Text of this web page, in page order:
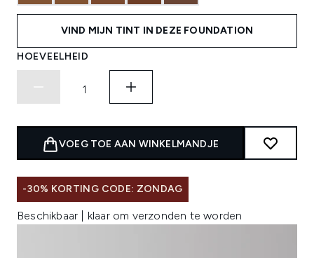
VIND MIJN TINT IN DEZE FOUNDATION
HOEVEELHEID
VOEG TOE AAN WINKELMANDJE
-30% KORTING CODE: ZONDAG
Beschikbaar | klaar om verzonden te worden